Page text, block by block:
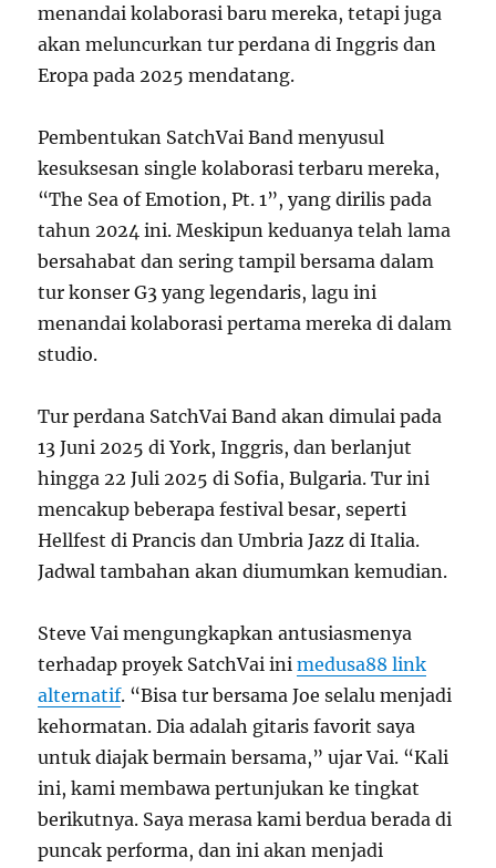
menandai kolaborasi baru mereka, tetapi juga
akan meluncurkan tur perdana di Inggris dan
Eropa pada 2025 mendatang.
Pembentukan SatchVai Band menyusul
kesuksesan single kolaborasi terbaru mereka,
“The Sea of Emotion, Pt. 1”, yang dirilis pada
tahun 2024 ini. Meskipun keduanya telah lama
bersahabat dan sering tampil bersama dalam
tur konser G3 yang legendaris, lagu ini
menandai kolaborasi pertama mereka di dalam
studio.
Tur perdana SatchVai Band akan dimulai pada
13 Juni 2025 di York, Inggris, dan berlanjut
hingga 22 Juli 2025 di Sofia, Bulgaria. Tur ini
mencakup beberapa festival besar, seperti
Hellfest di Prancis dan Umbria Jazz di Italia.
Jadwal tambahan akan diumumkan kemudian.
Steve Vai mengungkapkan antusiasmenya
terhadap proyek SatchVai inimedusa88 link
alternatif. “Bisa tur bersama Joe selalu menjadi
kehormatan. Dia adalah gitaris favorit saya
untuk diajak bermain bersama,” ujar Vai. “Kali
ini, kami membawa pertunjukan ke tingkat
berikutnya. Saya merasa kami berdua berada di
puncak performa, dan ini akan menjadi